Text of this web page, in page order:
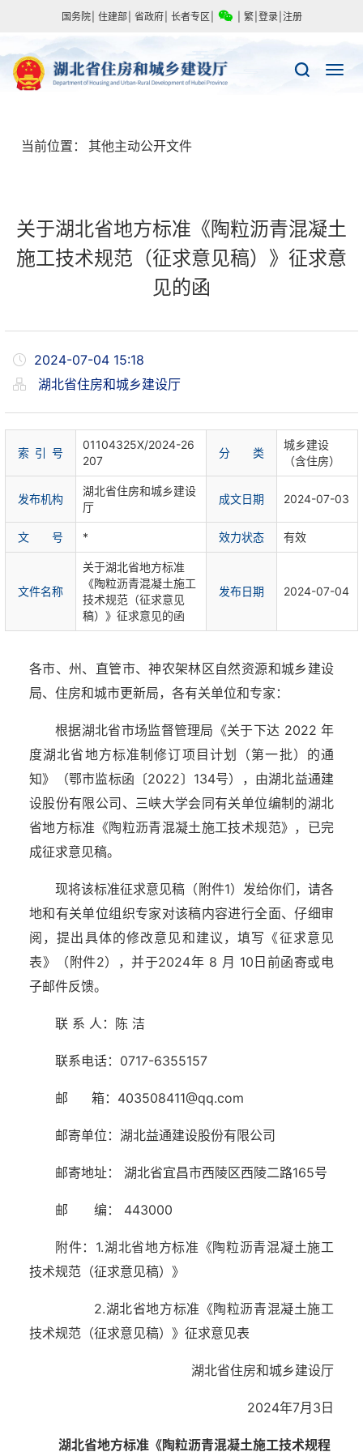
国务院 住建部 省政府 长者专区 繁 登录 注册
当前位置： 其他主动公开文件
关于湖北省地方标准《陶粒沥青混凝土
施工技术规范（征求意见稿）》征求意
见的函
2024-07-04 15:18
湖北省住房和城乡建设厅
索 引 号
01104325X/2024-26
207
分 类
城乡建设
（含住房）
发布机构
湖北省住房和城乡建设
厅
成文日期 2024-07-03
文 号 * 效力状态 有效
文件名称
关于湖北省地方标准
《陶粒沥青混凝土施工
技术规范（征求意见
稿）》征求意见的函
发布日期 2024-07-04
各市、州、直管市、神农架林区自然资源和城乡建设
局、住房和城市更新局，各有关单位和专家：
根据湖北省市场监督管理局《关于下达 2022 年
度湖北省地方标准制修订项目计划（第一批）的通
知》（鄂市监标函〔2022〕134号），由湖北益通建
设股份有限公司、三峡大学会同有关单位编制的湖北
省地方标准《陶粒沥青混凝土施工技术规范》，已完
成征求意见稿。
现将该标准征求意见稿（附件1）发给你们，请各
地和有关单位组织专家对该稿内容进行全面、仔细审
阅，提出具体的修改意见和建议，填写《征求意见
表》（附件2），并于2024年 8 月 10日前函寄或电
子邮件反馈。
联 系 人：陈 洁
联系电话：0717-6355157
邮 箱：403508411@qq.com
邮寄单位：湖北益通建设股份有限公司
邮寄地址： 湖北省宜昌市西陵区西陵二路165号
邮 编： 443000
附件：1.湖北省地方标准《陶粒沥青混凝土施工
技术规范（征求意见稿）》
2.湖北省地方标准《陶粒沥青混凝土施工
技术规范（征求意见稿）》征求意见表
湖北省住房和城乡建设厅
2024年7月3日
湖北省地方标准《陶粒沥青混凝土施工技术规程